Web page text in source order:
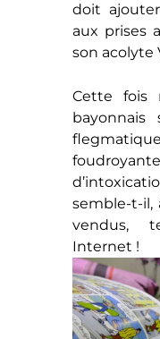
doit
aux prises
son acolyte
Cette fois
semble-t-il,
vendus,
Internet !